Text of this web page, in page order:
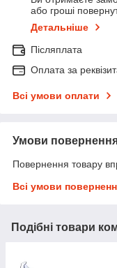
або гроші
Детальніше
Післяплата
Оплата за
Всі умови оплати
Умови
Повернення товару
Всі умови
Подібні товари